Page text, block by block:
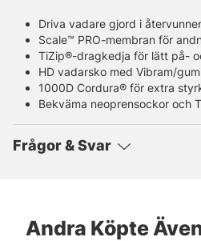
Driva vadare gjord i
Scale™ PRO-membran för
TiZip®-dragkedja för lätt på-
HD vadarsko med Vibram/
1000D Cordura® för extra
Bekväma neoprensockor och
Frågor & Svar
Andra Köpte